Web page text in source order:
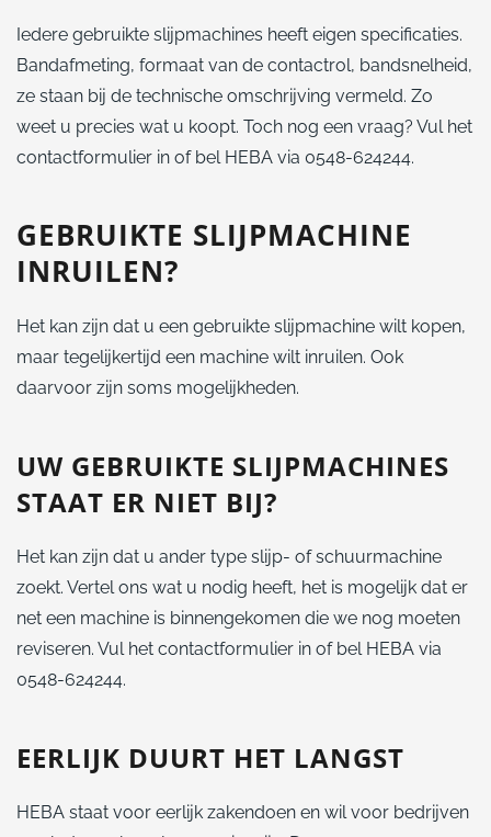
Iedere gebruikte slijpmachines heeft eigen specificaties.
Bandafmeting, formaat van de contactrol, bandsnelheid,
ze staan bij de technische omschrijving vermeld. Zo
weet u precies wat u koopt. Toch nog een vraag? Vul het
contactformulier in of bel HEBA via 0548-624244.
GEBRUIKTE SLIJPMACHINE
INRUILEN?
Het kan zijn dat u een gebruikte slijpmachine wilt kopen,
maar tegelijkertijd een machine wilt inruilen. Ook
daarvoor zijn soms mogelijkheden.
UW GEBRUIKTE SLIJPMACHINES
STAAT ER NIET BIJ?
Het kan zijn dat u ander type slijp- of schuurmachine
zoekt. Vertel ons wat u nodig heeft, het is mogelijk dat er
net een machine is binnengekomen die we nog moeten
reviseren. Vul het contactformulier in of bel HEBA via
0548-624244.
EERLIJK DUURT HET LANGST
HEBA staat voor eerlijk zakendoen en wil voor bedrijven